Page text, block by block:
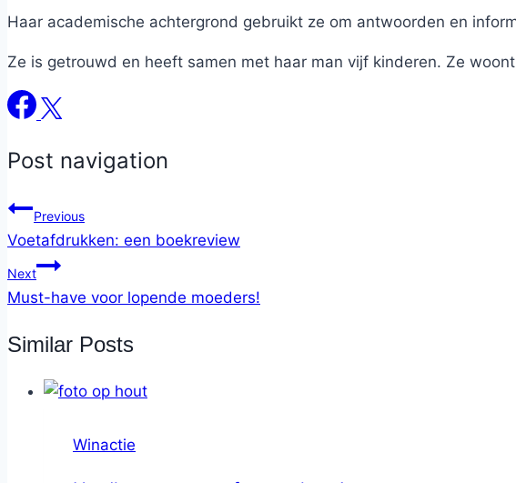
Haar academische achtergrond gebruikt ze om antwoorden en
Ze is getrouwd en heeft samen met haar man vijf kinderen. Ze
Post navigation
Previous
Voetafdrukken: een boekreview
Next
Must-have voor lopende moeders!
Similar Posts
Winactie